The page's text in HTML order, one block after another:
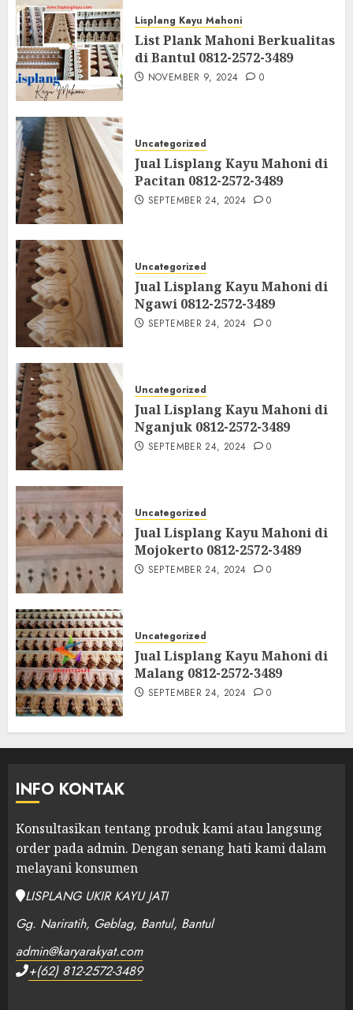
Lisplang Kayu Mahoni
List Plank Mahoni Berkualitas
di Bantul 0812-2572-3489
NOVEMBER 9, 2024 0
Uncategorized
Jual Lisplang Kayu Mahoni di
Pacitan 0812-2572-3489
SEPTEMBER 24, 2024 0
Uncategorized
Jual Lisplang Kayu Mahoni di
Ngawi 0812-2572-3489
SEPTEMBER 24, 2024 0
Uncategorized
Jual Lisplang Kayu Mahoni di
Nganjuk 0812-2572-3489
SEPTEMBER 24, 2024 0
Uncategorized
Jual Lisplang Kayu Mahoni di
Mojokerto 0812-2572-3489
SEPTEMBER 24, 2024 0
Uncategorized
Jual Lisplang Kayu Mahoni di
Malang 0812-2572-3489
SEPTEMBER 24, 2024 0
INFO KONTAK
Konsultasikan tentang produk kami atau langsung
order pada admin. Dengan senang hati kami dalam
melayani konsumen
LISPLANG UKIR KAYU JATI
Gg. Nariratih, Geblag, Bantul, Bantul
admin@karyarakyat.com
+(62) 812-2572-3489